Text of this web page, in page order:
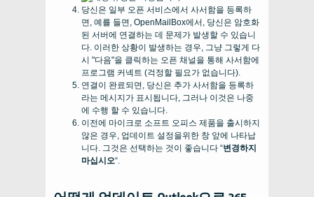
당신은 일부 오픈 서비스에서 사서함을 등록하
면, 예를 들면, OpenMailBox에서, 당신은 암호화
된 서버에 연결하는 데 문제가 발생할 수 있습니
다. 이러한 상황이 발생하는 경우, 그냥 그렇게 다
시 "다음"을 클릭하는 오픈 채널을 통해 사서함에
프로그램 커넥트 (걱정할 필요가 없습니다).
연결이 완료되면, 당신은 추가 사서함을 등록하
라는 메시지가 표시됩니다, 그러나 이것은 나중
에 수행 할 수 있습니다.
이전에 마이크로 소프트 오피스 제품을 출시하지
않은 경우, 업데이트 설정을위한 창 앞에 나타납
니다. 그것은 선택하는 것이 좋습니다 “변경하지
마십시오“.